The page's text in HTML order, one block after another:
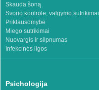
Skauda šoną
Svorio kontrolė, valgymo sutrikimai
Priklausomybė
Miego sutrikimai
Nuovargis ir silpnumas
Infekcinės ligos
Psichologija